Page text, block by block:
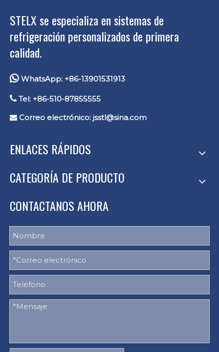
STELX se especializa en sistemas de
refrigeración personalizados de primera
calidad.
 WhatsApp: +86-13901531913
 Tel: +86-510-87855555
 Correo electrónico: jsstl@sina.com
ENLACES RÁPIDOS
CATEGORÍA DE PRODUCTO
CONTACTANOS AHORA